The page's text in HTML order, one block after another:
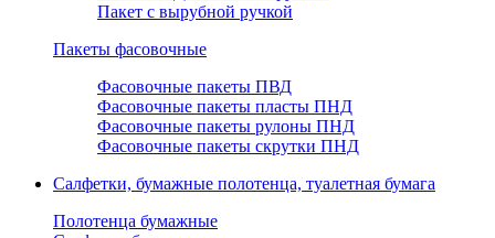
Пакет с вырубной ручкой
Пакеты фасовочные
Фасовочные пакеты ПВД
Фасовочные пакеты пласты ПНД
Фасовочные пакеты рулоны ПНД
Фасовочные пакеты скрутки ПНД
Салфетки, бумажные полотенца, туалетная бумага
Полотенца бумажные